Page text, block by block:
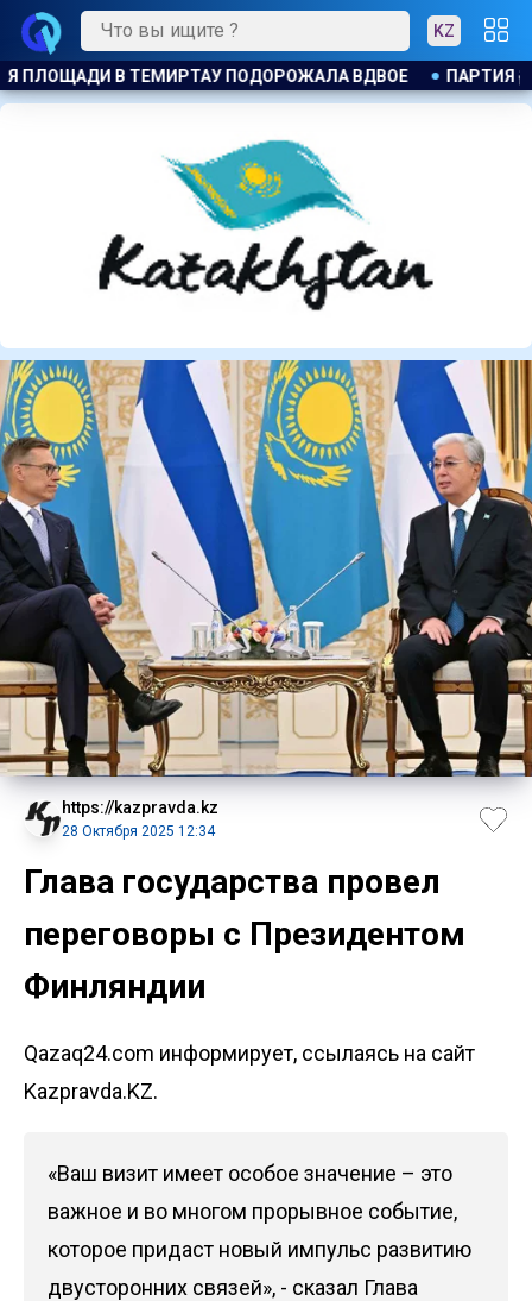
KZ
ӘДІЛЕТ : ПРИНЦИП ЗАКОН И ПОРЯДОК ОБЯЗАТЕЛЕН ДЛЯ
https://kazpravda.kz
28 Октября 2025 12:34
Глава государства провел
переговоры с Президентом
Финляндии
Qazaq24.com информирует, ссылаясь на сайт
Kazpravda.KZ.
«Ваш визит имеет особое значение – это
важное и во многом прорывное событие,
которое придаст новый импульс развитию
двусторонних связей», - сказал Глава